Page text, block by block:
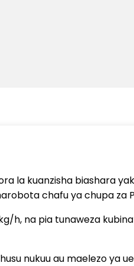
la kuanzisha biashara
chafu ya chupa za
h, na pia tunaweza
nukuu au maelezo ya